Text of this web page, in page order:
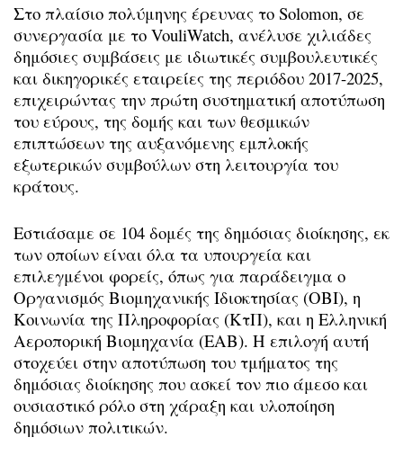
Στο πλαίσιο πολύμηνης έρευνας το Solomon, σε
συνεργασία με το VouliWatch, ανέλυσε χιλιάδες
δημόσιες συμβάσεις με ιδιωτικές συμβουλευτικές
και δικηγορικές εταιρείες της περιόδου 2017-2025,
επιχειρώντας την πρώτη συστηματική αποτύπωση
του εύρους, της δομής και των θεσμικών
επιπτώσεων της αυξανόμενης εμπλοκής
εξωτερικών συμβούλων στη λειτουργία του
κράτους.
Εστιάσαμε σε 104 δομές της δημόσιας διοίκησης, εκ
των οποίων είναι όλα τα υπουργεία και
επιλεγμένοι φορείς, όπως για παράδειγμα ο
Οργανισμός Βιομηχανικής Ιδιοκτησίας (ΟΒΙ), η
Κοινωνία της Πληροφορίας (ΚτΠ), και η Ελληνική
Αεροπορική Βιομηχανία (ΕΑΒ). Η επιλογή αυτή
στοχεύει στην αποτύπωση του τμήματος της
δημόσιας διοίκησης που ασκεί τον πιο άμεσο και
ουσιαστικό ρόλο στη χάραξη και υλοποίηση
δημόσιων πολιτικών.